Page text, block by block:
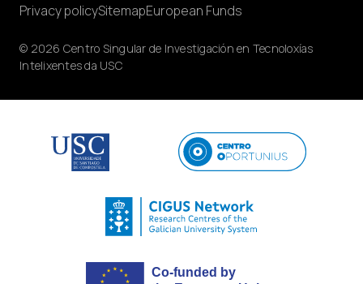
© 2026 Centro Singular de Investigación en Tecnoloxías
Intelixentes da USC
Privacy policySitemapEuropean Funds